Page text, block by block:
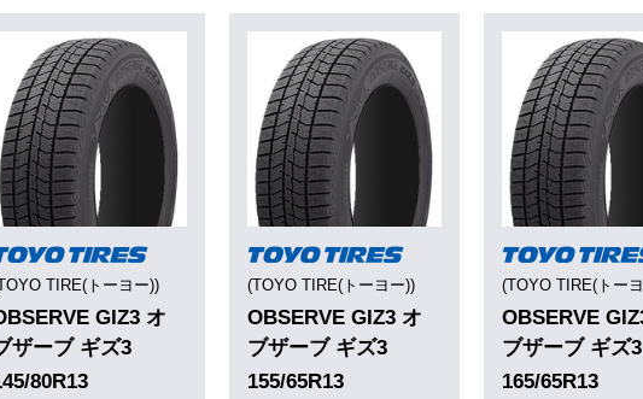
TIRE(トーヨー))
GIZ3 オ
ザーブ ギズ3
80R13
(TOYO TIRE(トーヨー))
OBSERVE GIZ3 オ
ブザーブ ギズ3
155/65R13
(TOYO TIRE(トー
OBSERVE
ブザーブ ギズ3
165/65R13